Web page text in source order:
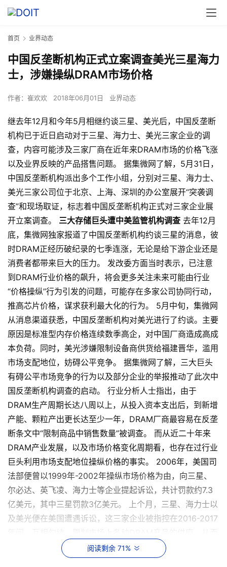
首页 业界动态
中国反垄断机构正式立案调查美光三星海力
士，涉嫌操纵DRAM市场价格
作者： 崔欢欢 2018年06月01日 业界动态
继去年12月和今年5月相继约谈三星、美光后，中国反垄断
机构已于近日启动对于三星、海力士、美光三家企业的调
查，内容可能涉及三家厂商在近年来DRAM市场的价格飞涨
以及业界反映的产品搭售问题。 据集微网了解，5月31日，
中国反垄断机构派出多个工作小组，分别对三星、海力士、
美光三家公司位于北京、上海、深圳的办公室展开“突袭调
查”和现场取证，标志着中国反垄断机构正式对三家企业展
开立案调查。 三大存储巨头遭中美监管机构调查 去年12月
底，集微网独家报道了中国反垄断机构约谈三星的消息，彼
时DRAM正经历破纪录的七季连涨，无论是给下游企业还是
消费者都带来巨大的压力。 发改委方面当时表示，已注意
到DRAM行业价格的飙升，将会更多关注未来可能由行业
“价格操纵”行为引发的问题，可能存在多家公司协同行动，
推高芯片价格，谋求获利最大化的行为。 5月中旬，集微网
从消息渠道获悉，中国反垄断机构对美光进行了约谈。主要
原因是标准型内存价格连续数季高企，对中国厂商造成高成
本负荷。同时，美光涉嫌限制设备商供货给福建晋华，滥用
市场支配地位，妨碍公平竞争。 据集微网了解，三大巨头
有碍公平市场竞争的行为以及部分企业的举报推动了此次中
国反垄断机构调查的启动。 行业分析人士指出，由于
DRAM生产周期长达八周以上，从投入资本支出后，到新增
产能、颗粒产出更长达至少一年，DRAM厂商最容易在反垄
断条文中“限制商品中销售数量”被调查。 而从近二十年来
DRAM产业发展，以及市场价格变化周期看，也存在过行业
巨头利用市场支配地位操纵价格的事实。 2006年，美国司
法部便曾以1999年-2002年操纵市场价格为由，向三星、
尔必达、英飞凌、海力士等企业提起诉讼，共计罚款约7.3
亿美元，其中三星罚款3亿美元。 上个月，三星、海力士以
及美光便在美国遭遇诉讼，这三家企业被指控在2016-2017
人为地推高了DRAM价格。 诉讼律师提供的证据包括2016
年3月30日，美光科技询问三星电子和海力士公司，能否削
阅读剩余 71%